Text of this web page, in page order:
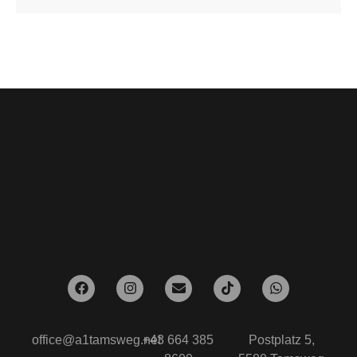
office@a1tamsweg.net+43 664 385
Postplatz 5,